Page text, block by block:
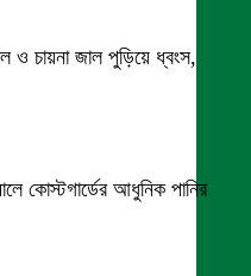
ও চায়না জাল পুড়িয়ে ধ্বংস,
কোস্টগার্ডের আধুনিক পানির